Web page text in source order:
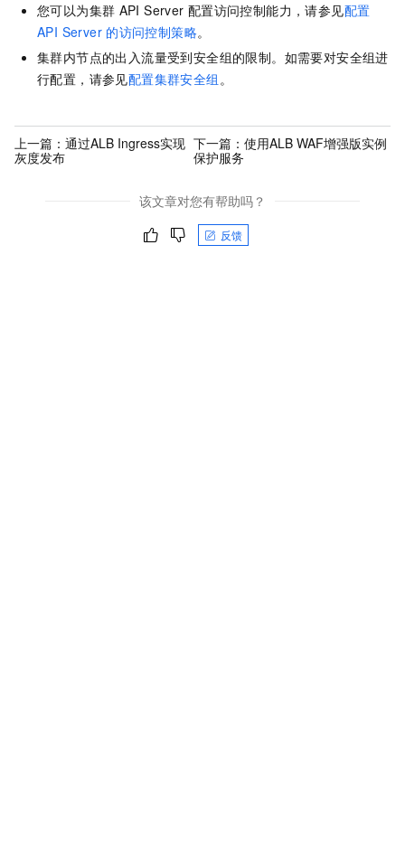
您可以为集群 API Server 配置访问控制能力，请参见配置
API Server 的访问控制策略。
集群内节点的出入流量受到安全组的限制。如需要对安全组进
行配置，请参见配置集群安全组 。
上一篇： 通过ALB Ingress实现
灰度发布
下一篇： 使用ALB WAF增强版实例
保护服务
该文章对您有帮助吗？
反馈